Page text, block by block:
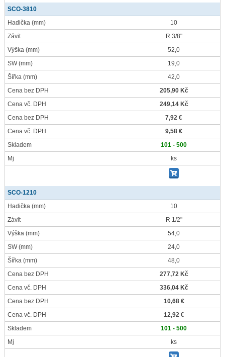
SCO-3810
Hadička (mm)
10
Závit
R 3/8"
Výška (mm)
52,0
SW(mm)
19,0
Šířka (mm)
42,0
Cena bez DPH
205,90 Kč
Cena vč. DPH
249,14 Kč
Cena bez DPH
7,92 €
Cena vč. DPH
9,58 €
Skladem
101 - 500
Mj
ks
SCO-1210
Hadička (mm)
10
Závit
R 1/2"
Výška (mm)
54,0
SW(mm)
24,0
Šířka (mm)
48,0
Cena bez DPH
277,72 Kč
Cena vč. DPH
336,04 Kč
Cena bez DPH
10,68 €
Cena vč. DPH
12,92 €
Skladem
101 - 500
Mj
ks